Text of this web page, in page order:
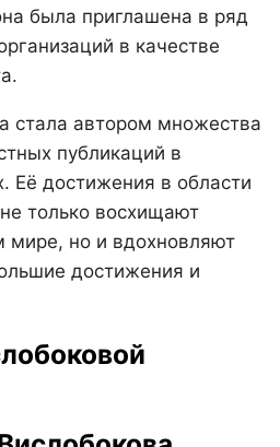
была приглашена в ряд
в качестве
стала автором множества
публикаций в
Её достижения в области
только восхищают
мире, но и вдохновляют
достижения и